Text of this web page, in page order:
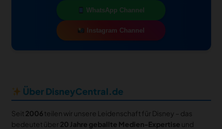
WhatsApp Channel
Instagram Channel
Über DisneyCentral.de
Seit 2006teilen wir unsere Leidenschaft für Disney – das
bedeutet über 20 Jahre geballte Medien-Expertise und